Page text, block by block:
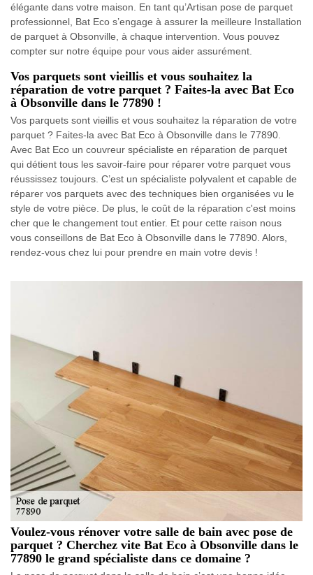
élégante dans votre maison. En tant qu’Artisan pose de parquet
professionnel, Bat Eco s’engage à assurer la meilleure Installation
de parquet à Obsonville, à chaque intervention. Vous pouvez
compter sur notre équipe pour vous aider assurément.
Vos parquets sont vieillis et vous souhaitez la
réparation de votre parquet ? Faites-la avec Bat Eco
à Obsonville dans le 77890 !
Vos parquets sont vieillis et vous souhaitez la réparation de votre
parquet ? Faites-la avec Bat Eco à Obsonville dans le 77890.
Avec Bat Eco un couvreur spécialiste en réparation de parquet
qui détient tous les savoir-faire pour réparer votre parquet vous
réussissez toujours. C’est un spécialiste polyvalent et capable de
réparer vos parquets avec des techniques bien organisées vu le
style de votre pièce. De plus, le coût de la réparation c'est moins
cher que le changement tout entier. Et pour cette raison nous
vous conseillons de Bat Eco à Obsonville dans le 77890. Alors,
rendez-vous chez lui pour prendre en main votre devis !
Voulez-vous rénover votre salle de bain avec pose de
parquet ? Cherchez vite Bat Eco à Obsonville dans le
77890 le grand spécialiste dans ce domaine ?